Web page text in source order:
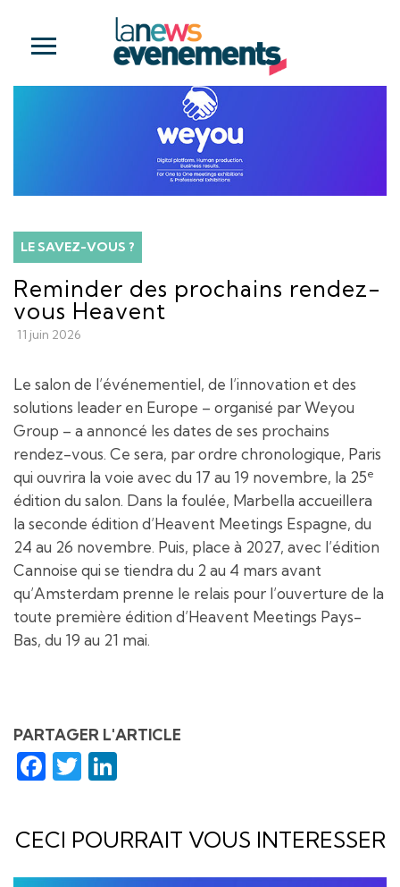
LE SAVEZ-VOUS ?
Reminder des prochains rendez-
vous Heavent
11 juin 2026
Le salon de l’événementiel, de l’innovation et des
solutions leader en Europe – organisé par Weyou
Group – a annoncé les dates de ses prochains
rendez-vous. Ce sera, par ordre chronologique, Paris
qui ouvrira la voie avec du 17 au 19 novembre, la 25e
édition du salon. Dans la foulée, Marbella accueillera
la seconde édition d’Heavent Meetings Espagne, du
24 au 26 novembre. Puis, place à 2027, avec l’édition
Cannoise qui se tiendra du 2 au 4 mars avant
qu’Amsterdam prenne le relais pour l’ouverture de la
toute première édition d’Heavent Meetings Pays-
Bas, du 19 au 21 mai.
PARTAGER L'ARTICLE
Facebook
Twitter
CECI POURRAIT VOUS INTERESSER